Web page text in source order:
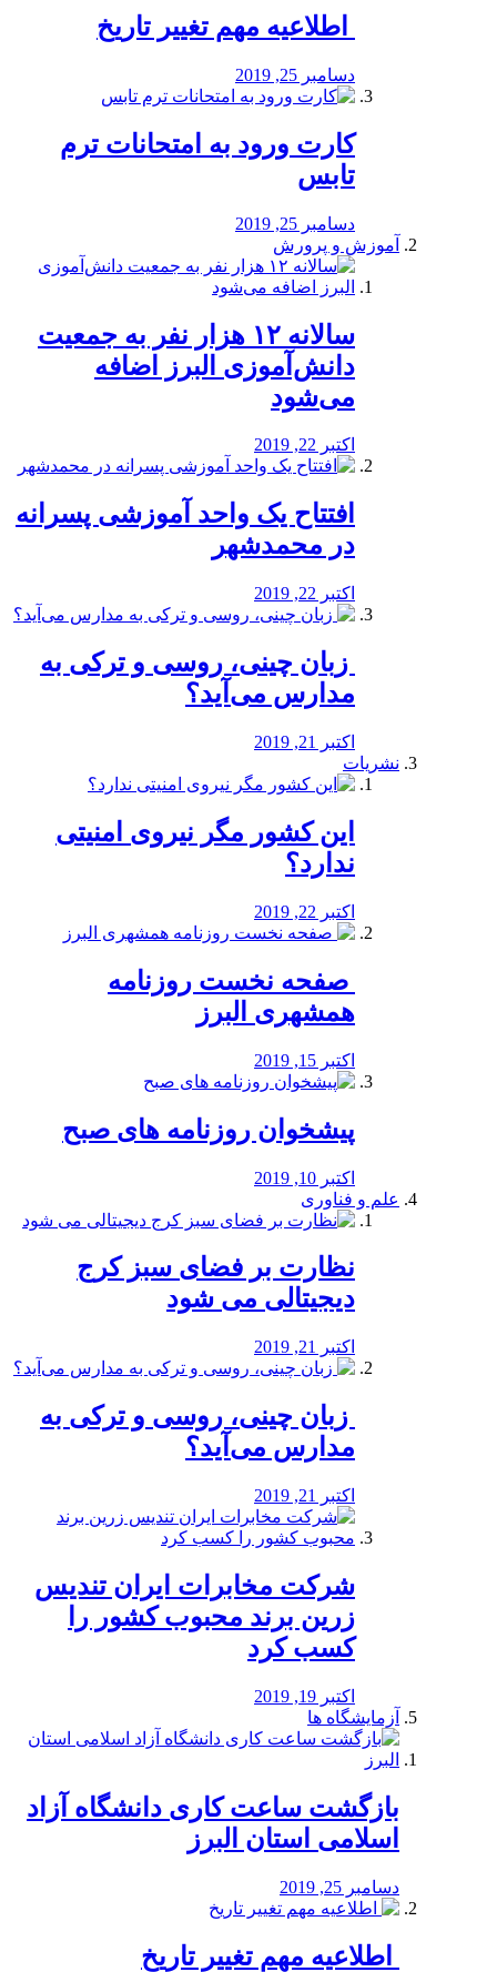
️ اطلاعیه مهم تغییر تاریخ
دسامبر 25, 2019
کارت ورود به امتحانات ترم
تابس
دسامبر 25, 2019
آموزش و پرورش
️سالانه ۱۲ هزار نفر به جمعیت
دانش‌آموزی البرز اضافه
می‌شود
اکتبر 22, 2019
افتتاح یک واحد آموزشی پسرانه
در محمدشهر
اکتبر 22, 2019
️ زبان چینی، روسی و ترکی به
مدارس می‌آید؟
اکتبر 21, 2019
نشریات
این کشور مگر نیروی امنیتی
ندارد؟
اکتبر 22, 2019
️ صفحه نخست روزنامه‌
همشهری البرز
اکتبر 15, 2019
پیشخوان روزنامه های صبح
اکتبر 10, 2019
علم و فناوری
نظارت بر فضای سبز کرج
دیجیتالی می شود
اکتبر 21, 2019
️ زبان چینی، روسی و ترکی به
مدارس می‌آید؟
اکتبر 21, 2019
شرکت مخابرات ایران تندیس
زرین برند محبوب کشور را
کسب کرد
اکتبر 19, 2019
آزمایشگاه ها
بازگشت ساعت کاری دانشگاه آزاد
اسلامی استان البرز
دسامبر 25, 2019
️ اطلاعیه مهم تغییر تاریخ